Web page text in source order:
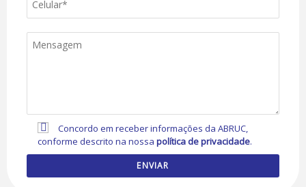
Concordo em receber informações da ABRUC,
conforme descrito na nossapolítica de privacidade.